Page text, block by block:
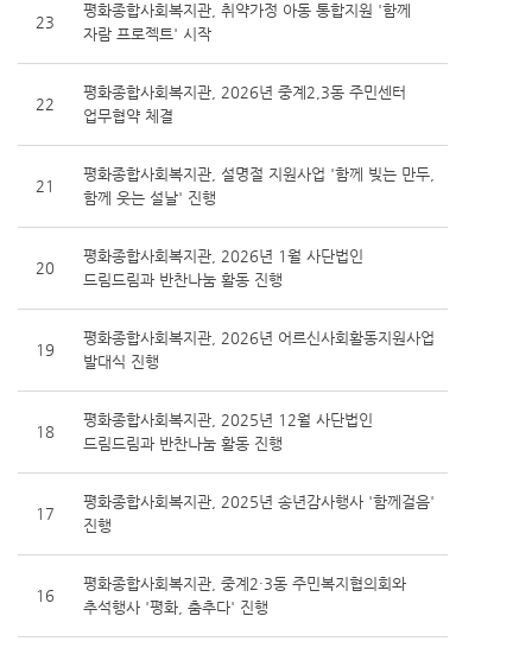
23
평화종합사회복지관, 취약가정 아동 통합지원 '함께
자람 프로젝트' 시작
22
평화종합사회복지관, 2026년 중계2,3동 주민센터
업무협약 체결
21
평화종합사회복지관, 설명절 지원사업 '함께 빚는 만두,
함께 웃는 설날' 진행
20
평화종합사회복지관, 2026년 1월 사단법인
드림드림과 반찬나눔 활동 진행
19
평화종합사회복지관, 2026년 어르신사회활동지원사업
발대식 진행
18
평화종합사회복지관, 2025년 12월 사단법인
드림드림과 반찬나눔 활동 진행
17
평화종합사회복지관, 2025년 송년감사행사 '함께걸음'
진행
16
평화종합사회복지관, 중계2·3동 주민복지협의회와
추석행사 '평화, 춤추다' 진행